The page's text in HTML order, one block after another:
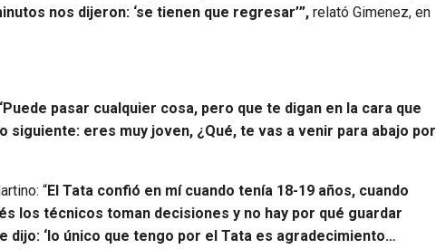
nos dijeron: ‘se tienen que regresar’”, relató Gimenez, en
pasar cualquier cosa, pero que te digan en la cara que
eres muy joven, ¿Qué, te vas a venir para abajo por
“El Tata confió en mí cuando tenía 18-19 años, cuando
los técnicos toman decisiones y no hay por qué guardar
dijo: ‘lo único que tengo por el Tata es agradecimiento…